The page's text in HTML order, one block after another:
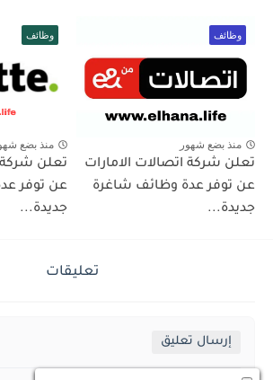
وظائف
منذ بضع شهور
تعلن شركة اتصالات الامارات
عن توفر عدة وظائف شاغرة
جديدة...
وظائف
منذ بضع
عن توفر
جديدة...
تعليقات
إرسال تعليق